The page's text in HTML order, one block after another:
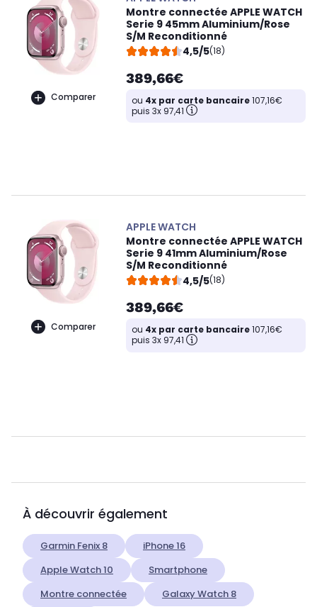
Comparer
Montre connectée APPLE WATCH
Serie 9 45mm Aluminium/Rose
S/M Reconditionné
4,5/5(18)
389,66€
ou 4x par carte bancaire107,16€
puis 3x 97,41
Comparer
APPLE WATCH
Montre connectée APPLE WATCH
Serie 9 41mm Aluminium/Rose
S/M Reconditionné
4,5/5(18)
389,66€
ou 4x par carte bancaire107,16€
puis 3x 97,41
À découvrir également
Garmin Fenix 8
iPhone 16
Apple Watch 10
Smartphone
Montre connectée
Galaxy Watch 8